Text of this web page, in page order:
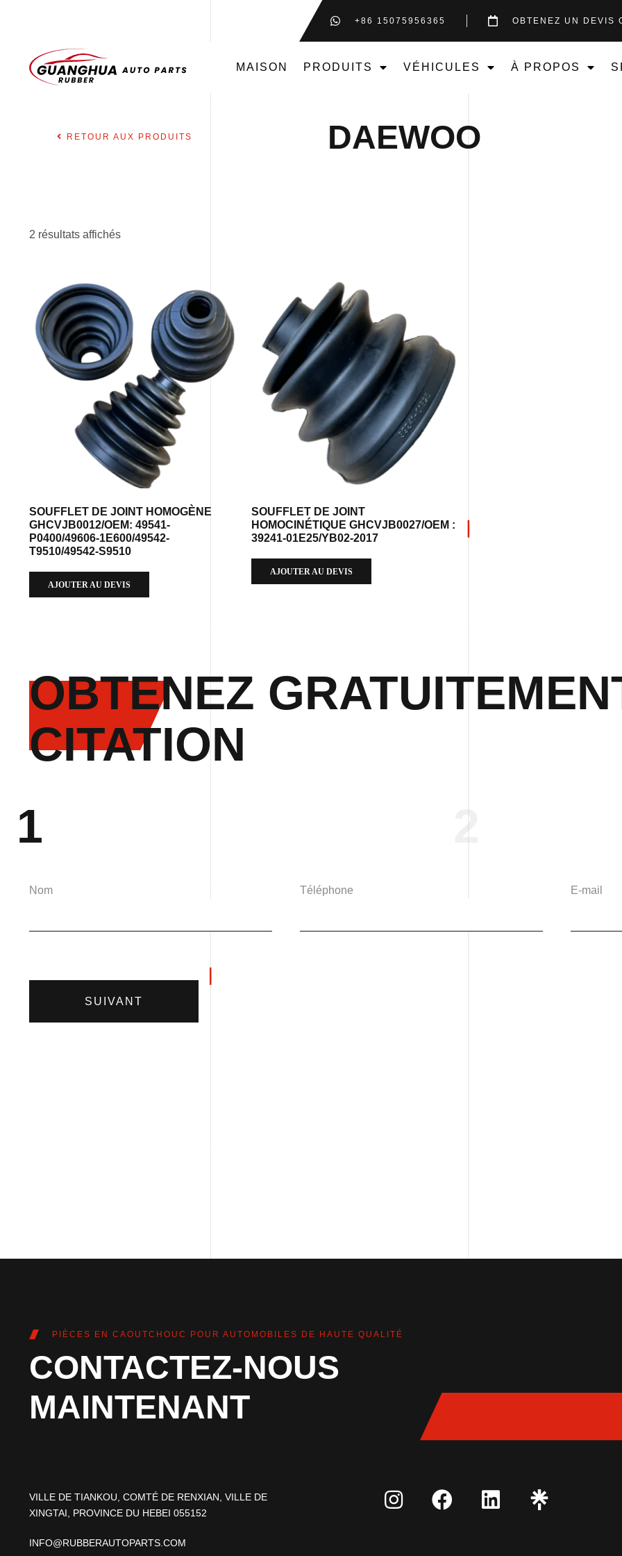
+86 15075956365 OBTENEZ UN DEVIS
MAISON PRODUITS VÉHICULES À PROPOS
RETOUR AUX PRODUITS DAEWOO
2 résultats affichés
SOUFFLET DE JOINT HOMOGÈNE
GHCVJB0012/OEM: 49541-
P0400/49606-1E600/49542-
T9510/49542-S9510
AJOUTER AU DEVIS
SOUFFLET DE JOINT
HOMOCINÉTIQUE GHCVJB0027/OEM :
39241-01E25/YB02-2017
AJOUTER AU DEVIS
OBTENEZ
CITATION
1
2
Nom Téléphone E-mail
SUIVANT
PIÈCES EN CAOUTCHOUC POUR AUTOMOBILES DE HAUTE QUALITÉ
CONTACTEZ-NOUS
MAINTENANT
VILLE DE TIANKOU, COMTÉ DE RENXIAN, VILLE DE
XINGTAI, PROVINCE DU HEBEI 055152
INFO@RUBBERAUTOPARTS.COM